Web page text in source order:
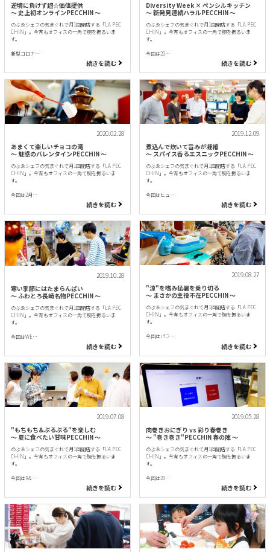
逆境に負けず超☆価値提供
〜 史上初オンラインPECCHIN 〜
のぶゑシェフの気まぐれで月1回開店する「LA PEC
CHIN」。今宵もオフィスの一角で腕を振るいま
す。
新型コロナ…
続きを読む
Diversity Week × ペンシルキッチン
〜 新発見連続ハラルPECCHIN 〜
のぶゑシェフの気まぐれで月1回開店する「LA PEC
CHIN」。今宵もオフィスの一角で腕を振るいま
す。
今回は20…
続きを読む
2020.02.28
あまくて楽しいチョコの滝
〜 魅惑のバレンタインPECCHIN 〜
のぶゑシェフの気まぐれで月1回開店する「LA PEC
CHIN」。今宵もオフィスの一角で腕を振るいま
す。
今回は2月…
続きを読む
2019.12.09
煮込んで炊いて旨みが凝縮
〜 スパイス香るエスニックPECCHIN 〜
のぶゑシェフの気まぐれで月1回開店する「LA PEC
CHIN」。今宵もオフィスの一角で腕を振るいま
す。
今回はヒュ…
続きを読む
2019.10.28
寒い季節にはたまらんばい
〜 ふわとろ長崎名物PECCHIN 〜
のぶゑシェフの気まぐれで月1回開店する「LA PEC
CHIN」。今宵もオフィスの一角で腕を振るいま
す。
今回はWE…
続きを読む
2019.08.27
"涼"を嗜み猛暑を乗り切る
〜 まさかの主役不在PECCHIN 〜
のぶゑシェフの気まぐれで月1回開店する「LA PEC
CHIN」。今宵もオフィスの一角で腕を振るいま
す。
今回はパフ…
続きを読む
2019.07.08
"もちもち&ぷるぷる"を楽しむ
〜 夏に食べたい甘味PECCHIN 〜
のぶゑシェフの気まぐれで月1回開店する「LA PEC
CHIN」。今宵もオフィスの一角で腕を振るいま
す。
今回はR&…
続きを読む
2019.05.28
肉巻きおにぎり vs 彩り春巻き
〜 "巻き巻き"PECCHIN 春の陣 〜
のぶゑシェフの気まぐれで月1回開店する「LA PEC
CHIN」。今宵もオフィスの一角で腕を振るいま
す。
今回は20…
続きを読む